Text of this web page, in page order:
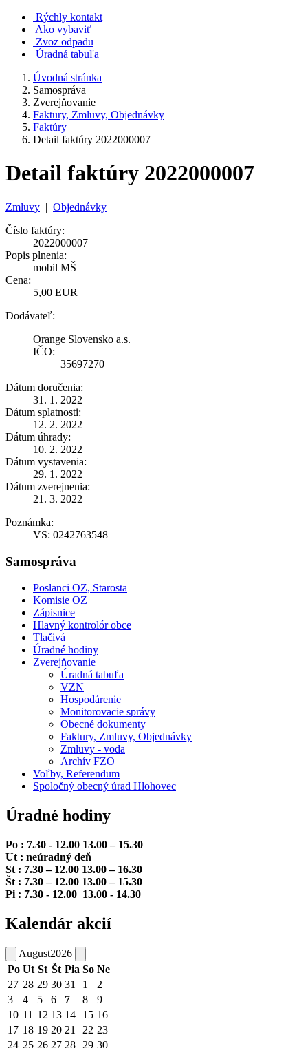
Rýchly kontakt
Ako vybaviť
Zvoz odpadu
Úradná tabuľa
Úvodná stránka
Samospráva
Zverejňovanie
Faktury, Zmluvy, Objednávky
Faktúry
Detail faktúry 2022000007
Detail faktúry 2022000007
Zmluvy | Objednávky
Číslo faktúry:
2022000007
Popis plnenia:
mobil MŠ
Cena:
5,00 EUR
Dodávateľ:
Orange Slovensko a.s.
IČO:
35697270
Dátum doručenia:
31. 1. 2022
Dátum splatnosti:
12. 2. 2022
Dátum úhrady:
10. 2. 2022
Dátum vystavenia:
29. 1. 2022
Dátum zverejnenia:
21. 3. 2022
Poznámka:
VS: 0242763548
Samospráva
Poslanci OZ, Starosta
Komisie OZ
Zápisnice
Hlavný kontrolór obce
Tlačivá
Úradné hodiny
Zverejňovanie
Úradná tabuľa
VZN
Hospodárenie
Monitorovacie správy
Obecné dokumenty
Faktury, Zmluvy, Objednávky
Zmluvy - voda
Archív FZO
Voľby, Referendum
Spoločný obecný úrad Hlohovec
Úradné hodiny
Po : 7.30 - 12.00 13.00 – 15.30
Ut : neúradný deň
St : 7.30 – 12.00 13.00 – 16.30
Št : 7.30 – 12.00 13.00 – 15.30
Pi : 7.30 - 12.00 13.00 - 14.30
Kalendár akcií
August2026
Po Ut St Št Pia So Ne
27 28 29 30 31 1
2
3
4 5 6 7 8
9
10 11 12 13 14 15 16
17 18 19 20 21 22 23
24 25 26 27 28 29 30